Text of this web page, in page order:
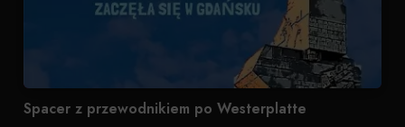
Spacer z przewodnikiem po Westerplatte